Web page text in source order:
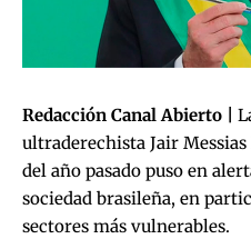
Redacción Canal Abierto |
ultraderechista Jair
del año pasado puso en
sociedad brasileña, en
sectores más vulnerables.